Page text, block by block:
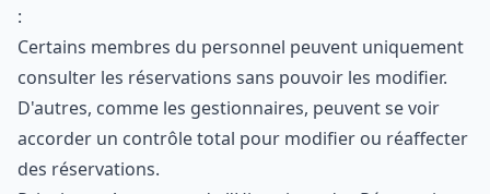
:
Certains membres du personnel peuvent uniquement
consulter les réservations sans pouvoir les modifier.
D'autres, comme les gestionnaires, peuvent se voir
accorder un contrôle total pour modifier ou réaffecter
des réservations.